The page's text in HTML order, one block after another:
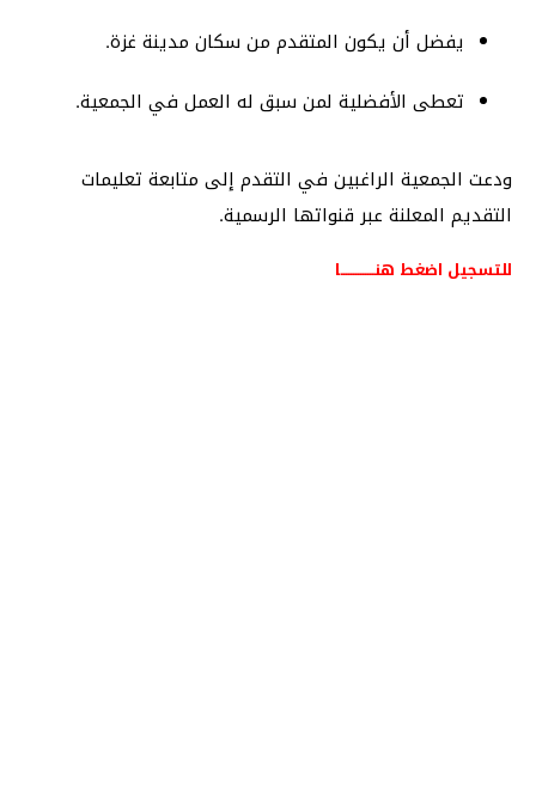
يفضل أن يكون المتقدم من سكان مدينة غزة.
تعطى الأفضلية لمن سبق له العمل في الجمعية.
ودعت الجمعية الراغبين في التقدم إلى متابعة تعليمات
التقديم المعلنة عبر قنواتها الرسمية.
للتسجيل اضغط هنــــــــــــــا